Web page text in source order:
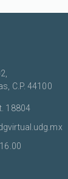
C.P. 44100
8888‏ ext. 18804